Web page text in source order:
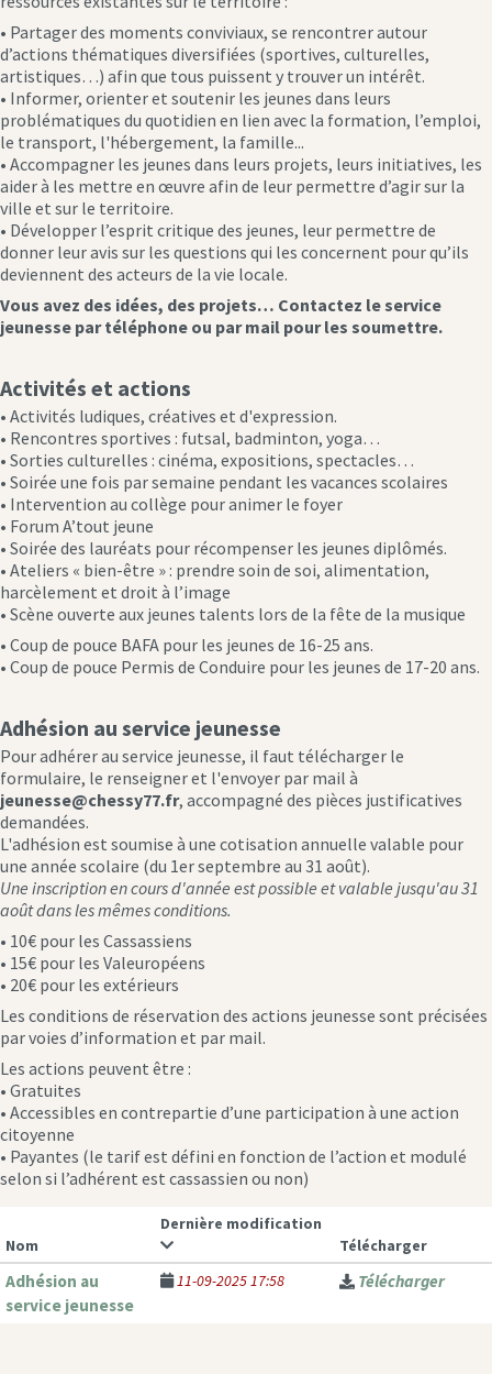
• Partager des moments conviviaux, se rencontrer autour
d’actions thématiques diversifiées (sportives, culturelles,
artistiques…) afin que tous puissent y trouver un intérêt.
• Informer, orienter et soutenir les jeunes dans leurs
problématiques du quotidien en lien avec la formation, l’emploi,
le transport, l'hébergement, la famille...
• Accompagner les jeunes dans leurs projets, leurs initiatives, les
aider à les mettre en œuvre afin de leur permettre d’agir sur la
ville et sur le territoire.
• Développer l’esprit critique des jeunes, leur permettre de
donner leur avis sur les questions qui les concernent pour qu’ils
deviennent des acteurs de la vie locale.
Vous avez des idées, des projets… Contactez le service
jeunesse par téléphone ou par mail pour les soumettre.
Activités et actions
• Activités ludiques, créatives et d'expression.
• Rencontres sportives : futsal, badminton, yoga…
• Sorties culturelles : cinéma, expositions, spectacles…
• Soirée une fois par semaine pendant les vacances scolaires
• Intervention au collège pour animer le foyer
• Forum A’tout jeune
• Soirée des lauréats pour récompenser les jeunes diplômés.
• Ateliers « bien-être » : prendre soin de soi, alimentation,
harcèlement et droit à l’image
• Scène ouverte aux jeunes talents lors de la fête de la musique
• Coup de pouce BAFA pour les jeunes de 16-25 ans.
• Coup de pouce Permis de Conduire pour les jeunes de 17-20 ans.
Adhésion au service jeunesse
Pour adhérer au service jeunesse, il faut télécharger le
formulaire, le renseigner et l'envoyer par mail à
jeunesse@chessy77.fr, accompagné des pièces justificatives
demandées.
L'adhésion est soumise à une cotisation annuelle valable pour
une année scolaire (du 1er septembre au 31 août).
Une inscription en cours d'année est possible et valable jusqu'au 31
août dans les mêmes conditions.
• 10€ pour les Cassassiens
• 15€ pour les Valeuropéens
• 20€ pour les extérieurs
Les conditions de réservation des actions jeunesse sont précisées
par voies d’information et par mail.
Les actions peuvent être :
• Gratuites
• Accessibles en contrepartie d’une participation à une action
citoyenne
• Payantes (le tarif est défini en fonction de l’action et modulé
selon si l’adhérent est cassassien ou non)
Nom
Dernière modification
Télécharger
Adhésion au
service jeunesse
11-09-2025 17:58 Télécharger